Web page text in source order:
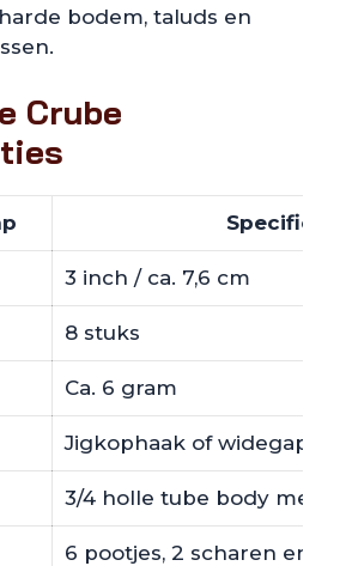
bodem, taluds en
Crube
3 inch / ca. 7,6 cm
8 stuks
Ca. 6 gram
Jigkophaak of widegap-
3/4 holle tube body met
6 pootjes, 2 scharen en 6